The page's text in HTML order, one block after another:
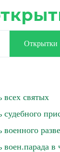
Открытки
всех святых
судебного
военного
воен.парада